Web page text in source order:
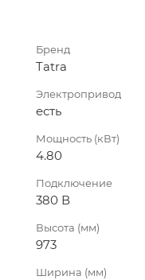
Бренд
Tatra
Электропривод
есть
Мощность (кВт)
4.80
Подключение
380 В
Высота (мм)
973
Ширина (мм)